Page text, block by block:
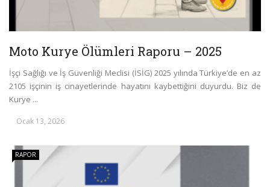
Moto Kurye Ölümleri Raporu – 2025
İşçi Sağlığı ve İş Güvenliği Meclisi (İSİG) 2025 yılında Türkiye’de en az
2105 işçinin iş cinayetlerinde hayatını kaybettiğini duyurdu. Biz de
Kurye ...
Ocak 13, 2026
RAPOR